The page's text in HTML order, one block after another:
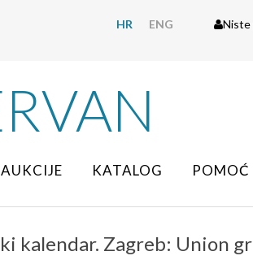
HR ENG Niste
KATALOG POMOĆ
kalendar. Zagreb: Union